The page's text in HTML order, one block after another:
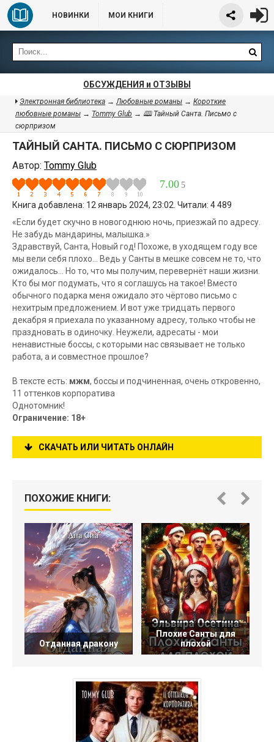
НОВИНКИ МОИ КНИГИ
ОБСУЖДЕНИЯ и ОТЗЫВЫ
Электронная библиотека →Любовные романы → Короткие
любовные романы → Tommy Glub → 🕮 Тайный Санта. Письмо с
сюрпризом
ТАЙНЫЙ САНТА. ПИСЬМО С СЮРПРИЗОМ
Автор: Tommy Glub
7.00 5
Книга добавлена: 12 январь 2024, 23:02. Читали: 4 489
«Если будет скучно в новогоднюю ночь, приезжай по адресу.
Не забудь мандарины, малышка.»
Здравствуй, Санта, Новый год! Похоже, в уходящем году все
мы вели себя плохо... Ведь у Санты в мешке совсем не то, что
ожидалось... Но то, что мы получим, перевернёт наши жизни.
Кто бы мог подумать, что я соглашусь на такое! Вместо
обычного подарка меня ожидало это чёртово письмо с
нехитрым предложением. И вот уже тридцать первого
декабря я приехала по указанному адресу, только чтобы не
праздновать в одиночку. Неужели, адресаты - мои
ненавистные боссы, с которыми нас связывает не только
работа, а и совместное прошлое?
В тексте есть: мжм, боссы и подчиненная, очень откровенно,
11 оттенков корпоратива
Однотомник!
Ограничение: 18+
СКАЧАТЬ ИЛИ ЧИТАТЬ ОНЛАЙН
ПОХОЖИЕ КНИГИ:
Отданная дракону
Плохие Санты для
плохой